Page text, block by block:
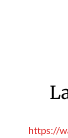
https://